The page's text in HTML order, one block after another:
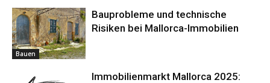
Bauen
Bauprobleme und technische
Risiken bei Mallorca-Immobilien
Immobilienmarkt Mallorca 2025: